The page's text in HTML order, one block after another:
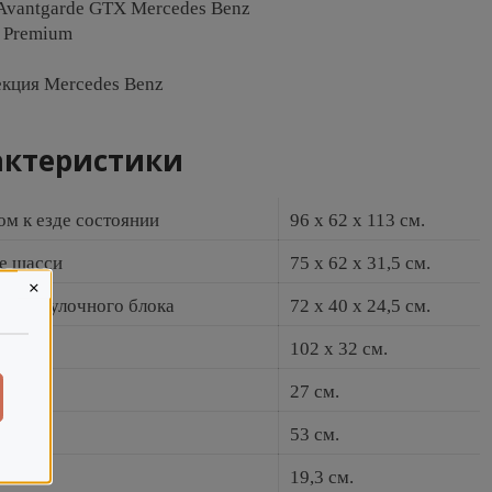
GTX Mercedes Benz
Mercedes Benz
к езде состоянии 96 x 62 x 113 см.
шасси 75 x 62 x 31,5 см.
прогулочного блока 72 x 40 x 24,5 см.
102 x 32 см.
27 см.
53 см.
19,3 см.
×